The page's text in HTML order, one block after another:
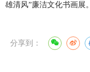
雄清风”廉洁文化书画展。
分享到：